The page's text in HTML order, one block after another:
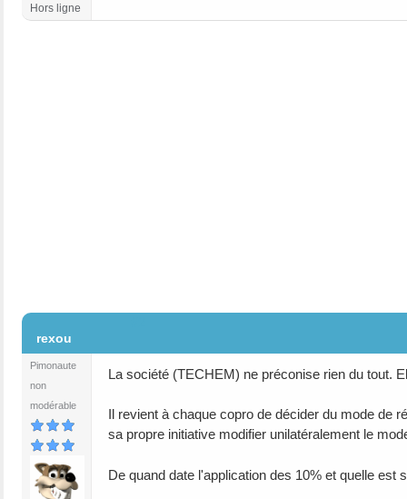
Hors ligne
rexou
Pimonaute
non
modérable
La société (TECHEM) ne préconise rien du tout.
Il revient à chaque copro de décider du mode de
sa propre initiative modifier unilatéralement le
De quand date l'application des 10% et quelle est